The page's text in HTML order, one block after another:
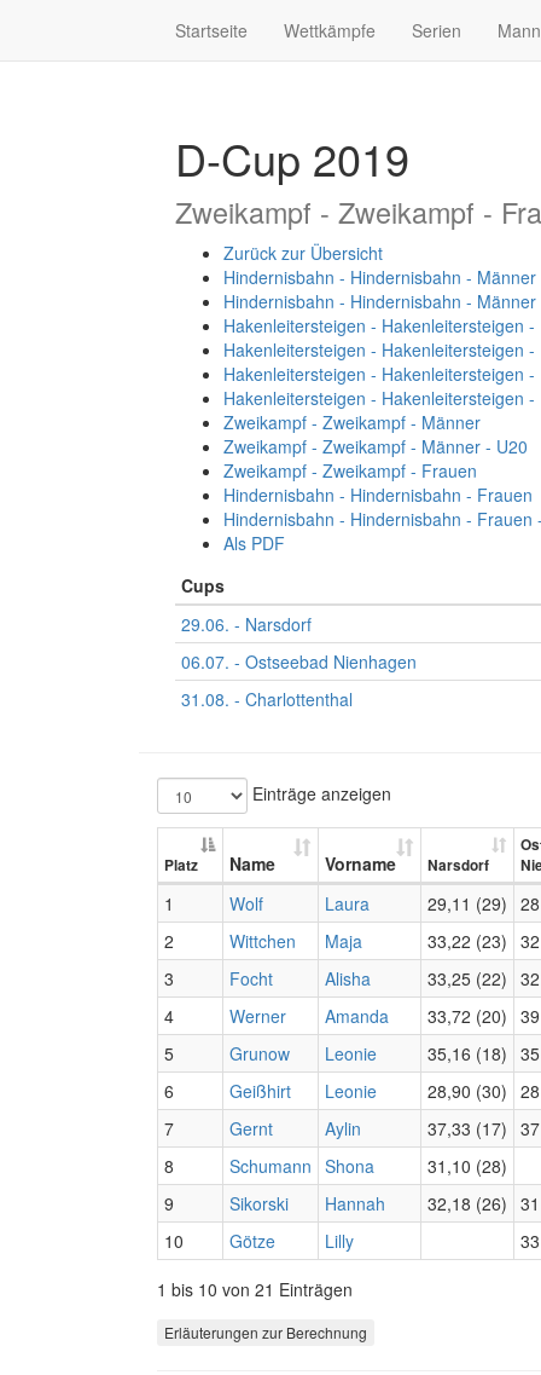
Startseite Wettkämpfe Serien
D-Cup 2019
Zweikampf - Zweikampf -
Zurück zur Übersicht
Hindernisbahn - Hindernisbahn - Männer
Hindernisbahn - Hindernisbahn -
Hakenleitersteigen - Hakenleitersteigen
Hakenleitersteigen - Hakenleitersteigen -
Hakenleitersteigen - Hakenleitersteigen
Hakenleitersteigen - Hakenleitersteigen
Zweikampf - Zweikampf - Männer
Zweikampf - Zweikampf - Männer - U20
Zweikampf - Zweikampf - Frauen
Hindernisbahn - Hindernisbahn - Frauen
Hindernisbahn - Hindernisbahn - Frauen
Als PDF
Cups
29.06. - Narsdorf
06.07. - Ostseebad Nienhagen
31.08. - Charlottenthal
Einträge anzeigen
Platz Name Vorname Narsdorf
1 Wolf Laura 29,11 (29)
2
Wittchen Maja 33,22 (23)
3
Focht Alisha 33,25 (22)
4
Werner Amanda 33,72 (20)
5
Grunow Leonie 35,16 (18)
6
Geißhirt Leonie 28,90 (30)
7
Gernt Aylin 37,33 (17)
8
Schumann Shona
31,10 (28)
9
Sikorski Hannah 32,18 (26)
10
Götze Lilly
1 bis 10 von 21 Einträgen
Erläuterungen zur Berechnung